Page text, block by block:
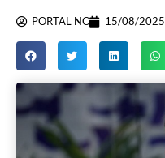
PORTAL NC 15/08/2025